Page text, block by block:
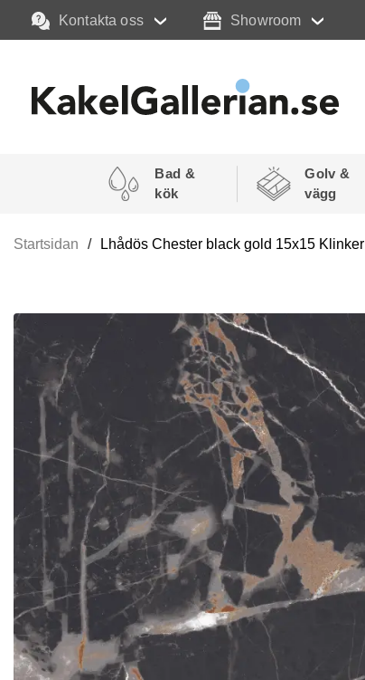
Kontakta oss Showroom
Bad &
kök
Golv &
vägg
Startsidan Lhådös Chester black gold 15x15 Klinker